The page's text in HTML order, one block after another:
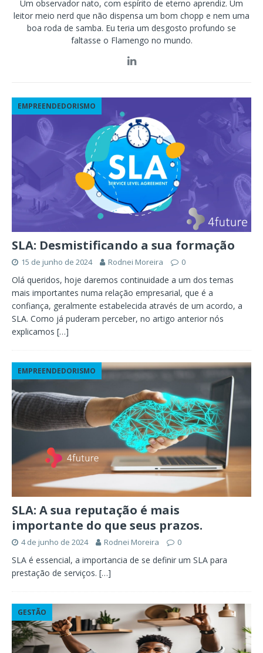
Um observador nato, com espírito de eterno aprendiz. Um
leitor meio nerd que não dispensa um bom chopp e nem uma
boa roda de samba. Eu teria um desgosto profundo se
faltasse o Flamengo no mundo.
EMPREENDEDORISMO
SLA: Desmistificando a sua formação
15 de junho de 2024 Rodnei Moreira 0
Olá queridos, hoje daremos continuidade a um dos temas
mais importantes numa relação empresarial, que é a
confiança, geralmente estabelecida através de um acordo, a
SLA. Como já puderam perceber, no artigo anterior nós
explicamos […]
EMPREENDEDORISMO
SLA: A sua reputação é mais
importante do que seus prazos.
4 de junho de 2024 Rodnei Moreira 0
SLA é essencial, a importancia de se definir um SLA para
prestação de serviços. […]
GESTÃO